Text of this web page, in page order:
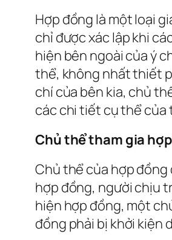
Hợp đồng là một loại
chỉ được xác lập khi
hiện bên ngoài của ý
thể, không nhất thiết
chí của bên kia, chủ
các chi tiết cụ thể của
Chủ thể tham gia
Chủ thể của hợp đồng
hợp đồng, người chịu
hiện hợp đồng, một
đồng phải bị khởi kiện